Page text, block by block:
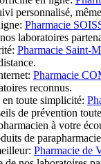
personnalisé,
Pharmacie
laboratoires
Pharmacie Saint-
Pharmacie
reconnus.
toute simplicité:
de prévention
à votre
de
Pharmacie de